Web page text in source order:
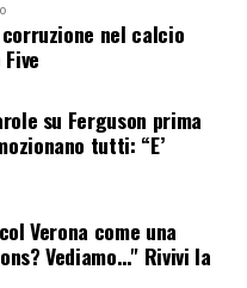
nel calcio
su Ferguson prima
tutti: “E’
Verona come una
Vediamo…" Rivivi la